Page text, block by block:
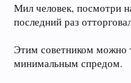
Мил человек, посмотри
последний раз
Этим советником можно
минимальным спредом.